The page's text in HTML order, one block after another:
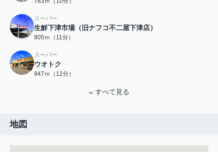
スーパー
生鮮下津市場（旧ナフコ不二屋下津店）
805ｍ（11分）
スーパー
ウオトク
947ｍ（12分）
すべて見る
地図